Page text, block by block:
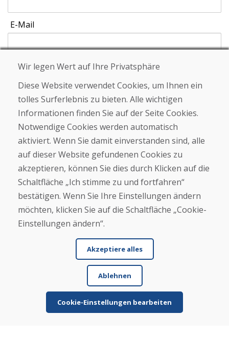
E-Mail
Helpline
info@domivosport.at
Über uns
Blog
Über uns
Geschäft
Kaufen
E-Shop
Geschäftsbedingungen
Transport
Zahlung
Beschwerde
Rückgabe und Umtausch von Waren
Wir legen Wert auf Ihre Privatsphäre
Diese Website verwendet Cookies, um Ihnen ein
tolles Surferlebnis zu bieten. Alle wichtigen
Informationen finden Sie auf der Seite Cookies.
Notwendige Cookies werden automatisch
aktiviert. Wenn Sie damit einverstanden sind, alle
auf dieser Website gefundenen Cookies zu
akzeptieren, können Sie dies durch Klicken auf die
Schaltfläche „Ich stimme zu und fortfahren“
bestätigen. Wenn Sie Ihre Einstellungen ändern
möchten, klicken Sie auf die Schaltfläche „Cookie-
Einstellungen ändern“.
Akzeptiere alles
Ablehnen
Cookie-Einstellungen bearbeiten